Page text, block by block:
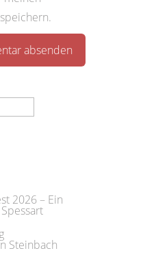
2026 – Ein
Steinbach